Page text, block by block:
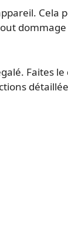
Cela
Faites le